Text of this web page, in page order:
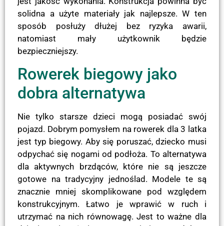
solidna a użyte materiały jak najlepsze. W ten
sposób posłuży dłużej bez ryzyka awarii,
natomiast mały użytkownik będzie
bezpieczniejszy.
Rowerek biegowy jako
dobra alternatywa
Nie tylko starsze dzieci mogą posiadać swój
pojazd. Dobrym pomysłem na rowerek dla 3 latka
jest typ biegowy. Aby się poruszać, dziecko musi
odpychać się nogami od podłoża. To alternatywa
dla aktywnych brzdąców, które nie są jeszcze
gotowe na tradycyjny jednoślad. Modele te są
znacznie mniej skomplikowane pod względem
konstrukcyjnym. Łatwo je wprawić w ruch i
utrzymać na nich równowagę. Jest to ważne dla